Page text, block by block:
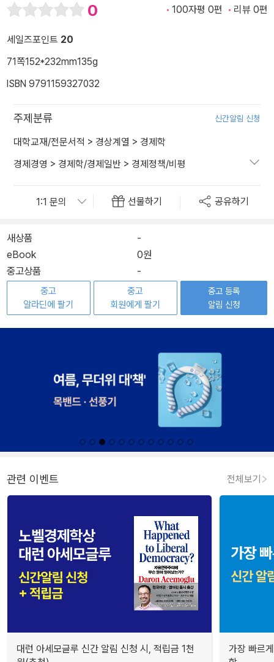
0 100자평 0편 리뷰 0편
세일즈포인트 20
71쪽152*232mm135g
ISBN 9791159327032
주제분류 신간알림 신청
대학교재/전문서적 > 경상계열 > 경제학
경제경영 > 경제학/경제일반 > 경제정책/비평
선물하기 공유하기
새상품
-
eBook
0원
중고상품
-
중고
알라딘에 팔기
중고
회원에게 팔기
중고 등록
알림 신청
관련 이벤트 전체보기
대런 아세모글루 신간 알림 신청 시, 적립금 1천
가장 빠르